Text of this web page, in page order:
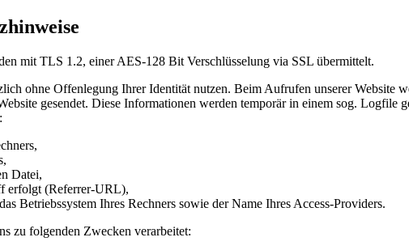
mit TLS 1.2, einer AES-128 Bit Verschlüsselung via SSL übermittelt.
ohne Offenlegung Ihrer Identität nutzen. Beim Aufrufen unserer Website
gesendet. Diese Informationen werden temporär in einem sog.
Datei,
erfolgt (Referrer-URL),
Betriebssystem Ihres Rechners sowie der Name Ihres Access-Providers.
zu folgenden Zwecken verarbeitet: